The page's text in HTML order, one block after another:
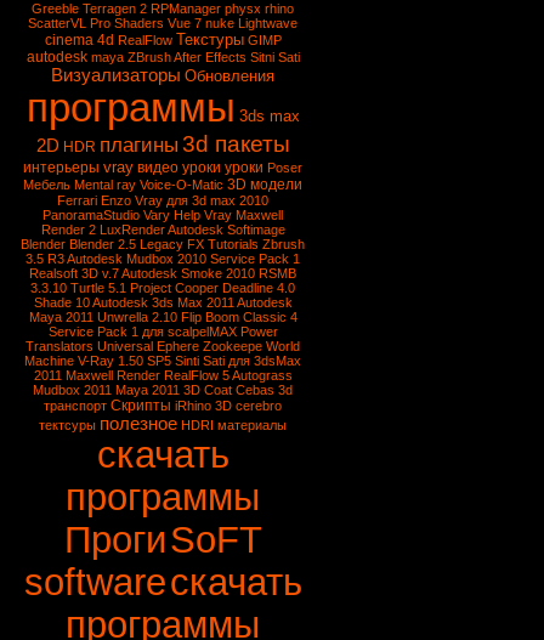
Greeble Terragen 2 RPManager physx rhino
ScatterVL Pro Shaders Vue 7 nuke Lightwave
cinema 4d RealFlow Текстуры GIMP
autodesk maya ZBrushAfter Effects Sitni Sati
Визуализаторы Обновления
программы 3ds max
2D HDR плагины 3d пакеты
интерьеры vray видео уроки уроки Poser
Мебель Mental ray Voice-O-Matic 3D модели
Ferrari Enzo Vray для 3d max 2010
PanoramaStudio Vary Help Vray Maxwell
Render 2 LuxRenderAutodesk Softimage
Blender Blender 2.5 Legacy FX Tutorials Zbrush
3.5 R3 Autodesk Mudbox 2010 Service Pack 1
Realsoft 3D v.7 Autodesk Smoke 2010 RSMB
3.3.10 Turtle 5.1 Project Cooper Deadline 4.0
Shade 10Autodesk 3ds Max 2011 Autodesk
Maya 2011 Unwrella 2.10 Flip Boom Classic 4
Service Pack 1 для scalpelMAX Power
Translators Universal Ephere Zookeepe World
Machine V-Ray 1.50 SP5 Sinti Sati для 3dsMax
2011 Maxwell Render RealFlow 5Autograss
Mudbox 2011 Maya 2011 3D Coat Cebas 3d
транспорт Скрипты iRhino 3D cerebro
тектсуры полезное HDRI материалы
скачать
программы
ПрогиSoFT
softwareскачать
программы